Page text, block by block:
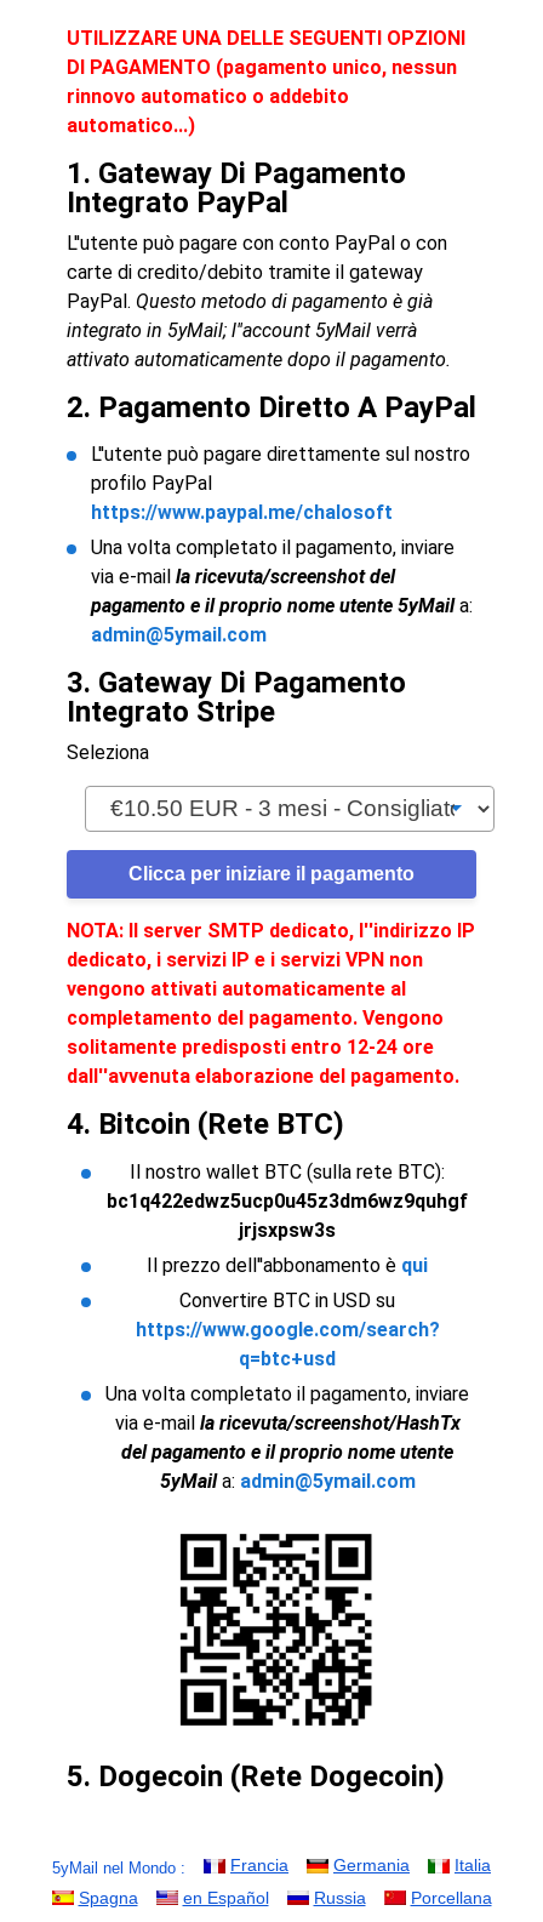
5yMail nel Mondo : Francia Germania
Italia
Spagna
en Español Russia
Porcellana